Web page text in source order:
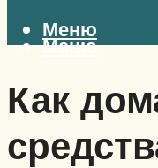
Меню
Меню
Как